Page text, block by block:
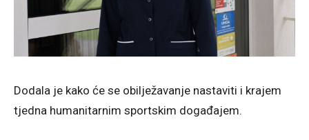
Dodala je kako će se obilježavanje nastaviti i krajem
tjedna humanitarnim sportskim događajem.